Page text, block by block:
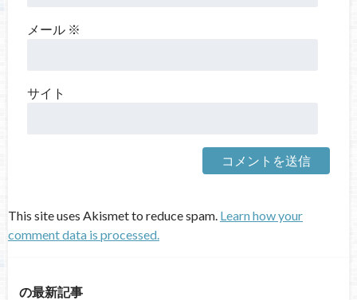
メール ※
サイト
This site uses Akismet to reduce spam. Learn how your
comment data is processed.
の最新記事